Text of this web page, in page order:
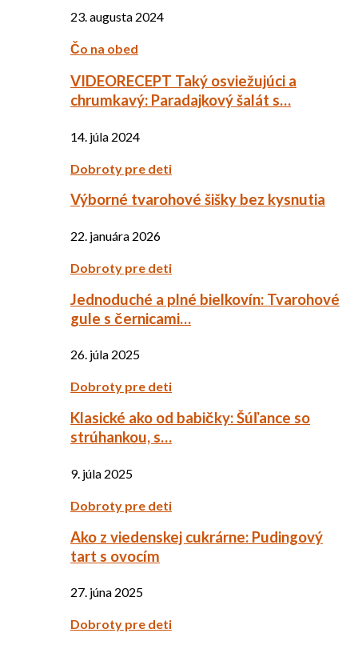
23. augusta 2024
Čo na obed
VIDEORECEPT Taký osviežujúci a
chrumkavý: Paradajkový šalát s…
14. júla 2024
Dobroty pre deti
Výborné tvarohové šišky bez kysnutia
22. januára 2026
Dobroty pre deti
Jednoduché a plné bielkovín: Tvarohové
gule s černicami…
26. júla 2025
Dobroty pre deti
Klasické ako od babičky: Šúľance so
strúhankou, s…
9. júla 2025
Dobroty pre deti
Ako z viedenskej cukrárne: Pudingový
tart s ovocím
27. júna 2025
Dobroty pre deti